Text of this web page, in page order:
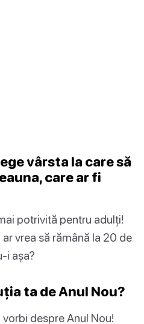
vârsta la care să
care ar fi
potrivită pentru adulți!
vrea să rămână la 20 de
i așa?
ta de Anul Nou?
despre Anul Nou!